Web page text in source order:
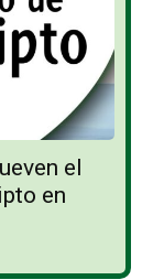
el
en